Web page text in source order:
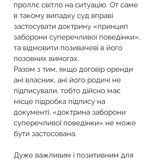
проллє світло на ситуацію. От саме
в такому випадку суд вправі
застосувати доктрину «принцип
заборони суперечливої поведінки»,
та відмовити позивачеві в його
позовних вимогах.
Разом з тим, якщо договір оренди
ані власник, ані його родичі не
підписували, тобто дійсно має
місце підробка підпису на
документі, «доктрина заборони
суперечливої поведінки» не може
бути застосована.
Дуже важливим і позитивним для